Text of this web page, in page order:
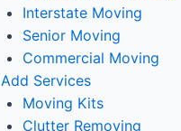
Interstate Moving
Senior Moving
Commercial Moving
Add Services
Moving Kits
Clutter Removing